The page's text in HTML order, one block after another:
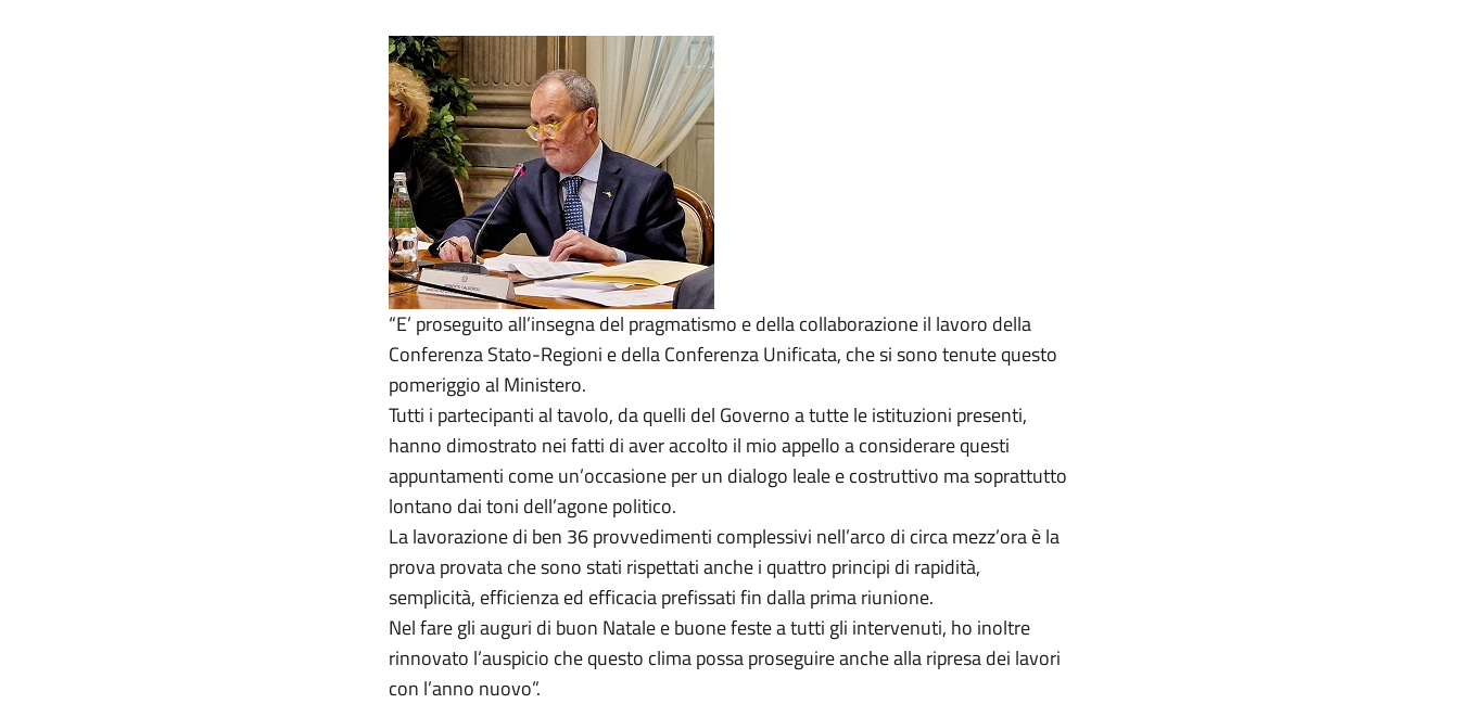
“E’ proseguito all’insegna del pragmatismo e della collaborazione il lavoro della
Conferenza Stato-Regioni e della Conferenza Unificata, che si sono tenute questo
pomeriggio al Ministero.
Tutti i partecipanti al tavolo, da quelli del Governo a tutte le istituzioni presenti,
hanno dimostrato nei fatti di aver accolto il mio appello a considerare questi
appuntamenti come un’occasione per un dialogo leale e costruttivo ma soprattutto
lontano dai toni dell’agone politico.
La lavorazione di ben 36 provvedimenti complessivi nell’arco di circa mezz’ora è la
prova provata che sono stati rispettati anche i quattro principi di rapidità,
semplicità, efficienza ed efficacia prefissati fin dalla prima riunione.
Nel fare gli auguri di buon Natale e buone feste a tutti gli intervenuti, ho inoltre
rinnovato l’auspicio che questo clima possa proseguire anche alla ripresa dei lavori
con l’anno nuovo”.